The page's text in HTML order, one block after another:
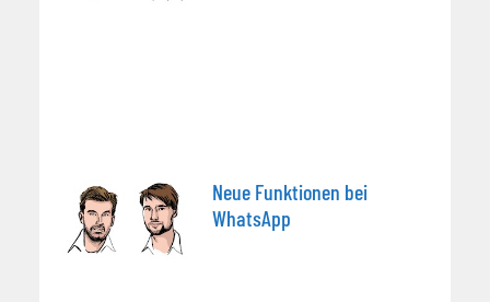
Neue Funktionen bei
WhatsApp